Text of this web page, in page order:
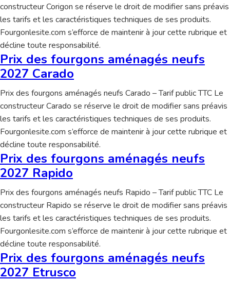
constructeur Corigon se réserve le droit de modifier sans préavis
les tarifs et les caractéristiques techniques de ses produits.
Fourgonlesite.com s’efforce de maintenir à jour cette rubrique et
décline toute responsabilité.
Prix des fourgons aménagés neufs
2027 Carado
Prix des fourgons aménagés neufs Carado – Tarif public TTC Le
constructeur Carado se réserve le droit de modifier sans préavis
les tarifs et les caractéristiques techniques de ses produits.
Fourgonlesite.com s’efforce de maintenir à jour cette rubrique et
décline toute responsabilité.
Prix des fourgons aménagés neufs
2027 Rapido
Prix des fourgons aménagés neufs Rapido – Tarif public TTC Le
constructeur Rapido se réserve le droit de modifier sans préavis
les tarifs et les caractéristiques techniques de ses produits.
Fourgonlesite.com s’efforce de maintenir à jour cette rubrique et
décline toute responsabilité.
Prix des fourgons aménagés neufs
2027 Etrusco